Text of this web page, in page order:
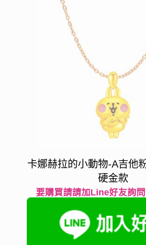
卡娜赫拉的小動物-A吉他
硬金款
要購買請請加Line好友詢